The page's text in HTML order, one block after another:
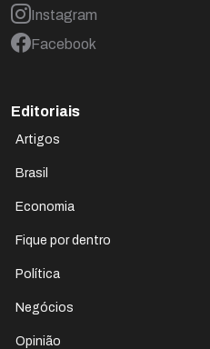
Instagram
Facebook
Editoriais
Artigos
Brasil
Economia
Fique por dentro
Política
Negócios
Opinião